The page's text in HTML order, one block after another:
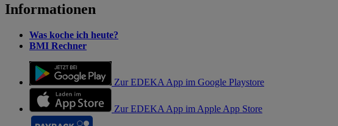
Informationen
Was koche ich heute?
BMI Rechner
Zur EDEKA App im Google Playstore
Zur EDEKA App im Apple App Store